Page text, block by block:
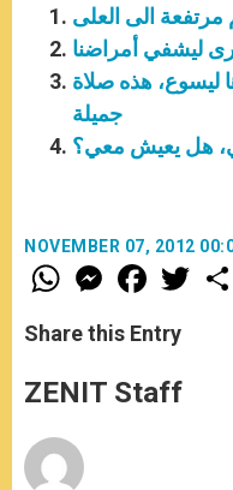
مرتفعة الى العلى
ليشفي أمراضنا
ليسوع، هذه صلاة
جميلة
هل يعيش معي؟
NOVEMBER 07, 2012
W
h
t
s
p
p
M
e
s
e
g
e
F
a
e
b
o
k
w
Share this Entry
ZENIT Staff